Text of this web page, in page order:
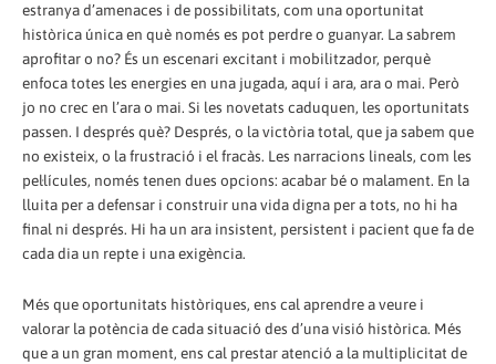
estranya d’amenaces i de possibilitats, com una oportunitat
històrica única en què només es pot perdre o guanyar. La sabrem
aprofitar o no? És un escenari excitant i mobilitzador, perquè
enfoca totes les energies en una jugada, aquí i ara, ara o mai. Però
jo no crec en l’ara o mai. Si les novetats caduquen, les oportunitats
passen. I després què? Després, o la victòria total, que ja sabem que
no existeix, o la frustració i el fracàs. Les narracions lineals, com les
pel·lícules, només tenen dues opcions: acabar bé o malament. En la
lluita per a defensar i construir una vida digna per a tots, no hi ha
final ni després. Hi ha un ara insistent, persistent i pacient que fa de
cada dia un repte i una exigència.
Més que oportunitats històriques, ens cal aprendre a veure i
valorar la potència de cada situació des d’una visió històrica. Més
que a un gran moment, ens cal prestar atenció a la multiplicitat de